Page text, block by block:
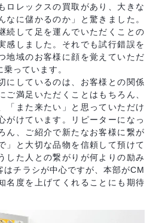
ロレックスの買取があり、大きな
なに儲かるのか」と驚きました。
続して足を運んでいただくことの
感しました。それでも試行錯誤を
地域のお客様に顔を覚えていただ
っています。
にしているのは、お客様との関係
ご満足いただくことはもちろん、
「また来たい」と思っていただけ
がけています。リピーターになっ
ん、ご紹介で新たなお客様に繋が
」と大切な品物を信頼して預けて
した人との繋がりが何よりの励み
はチラシが中心ですが、本部がCM
名度を上げてくれることにも期待